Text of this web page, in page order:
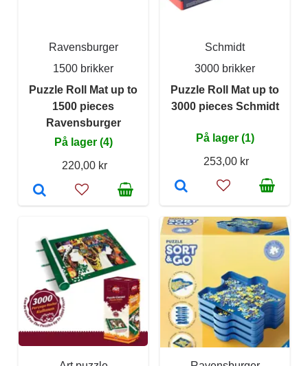
Ravensburger
1500 brikker
Puzzle Roll Mat up to
1500 pieces
Ravensburger
På lager (4)
220,00 kr
Schmidt
3000 brikker
Puzzle Roll Mat up to
3000 pieces Schmidt
På lager (1)
253,00 kr